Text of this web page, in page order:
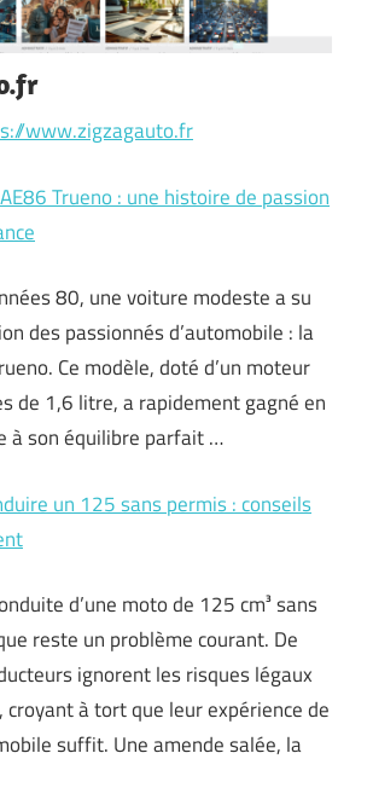
www.zigzagauto.fr
Trueno : une histoire de passion
80, une voiture modeste a su
des passionnés d’automobile : la
Ce modèle, doté d’un moteur
de 1,6 litre, a rapidement gagné en
à son équilibre parfait …
un 125 sans permis : conseils
d’une moto de 125 cm³ sans
reste un problème courant. De
ignorent les risques légaux
à tort que leur expérience de
suffit. Une amende salée, la